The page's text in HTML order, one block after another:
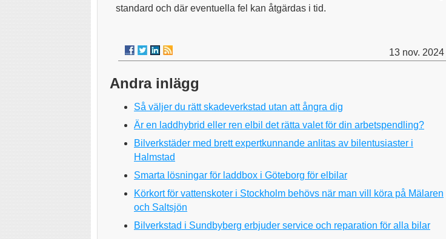
standard och där eventuella fel kan åtgärdas i tid.
13 nov. 2024
Andra inlägg
Så väljer du rätt skadeverkstad utan att ångra dig
Är en laddhybrid eller ren elbil det rätta valet för din arbetspendling?
Bilverkstäder med brett expertkunnande anlitas av bilentusiaster i
Halmstad
Smarta lösningar för laddbox i Göteborg för elbilar
Körkort för vattenskoter i Stockholm behövs när man vill köra på Mälaren
och Saltsjön
Bilverkstad i Sundbyberg erbjuder service och reparation för alla bilar